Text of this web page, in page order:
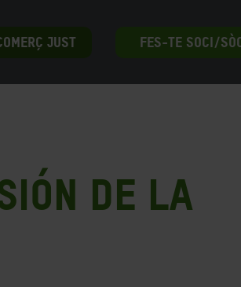
JUST FES-TE SOCI/
de la